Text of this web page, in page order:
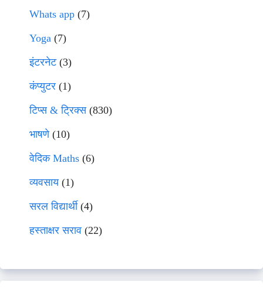
Whats app (7)
Yoga (7)
इंटरनेट(3)
कंप्युटर (1)
टिप्स & ट्रिक्स(830)
भाषणे(10)
वेदिक Maths (6)
व्यवसाय(1)
सरल विद्यार्थी(4)
हस्ताक्षर सराव (22)